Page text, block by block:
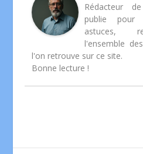
Rédacteur
publie pour
astuces,
l'ensemble
l'on retrouve sur ce site.
Bonne lecture !